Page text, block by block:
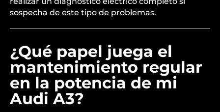
sospecha de este tipo de problemas.
¿Qué papel juega el
mantenimiento regular
en la potencia de mi
Audi A3?